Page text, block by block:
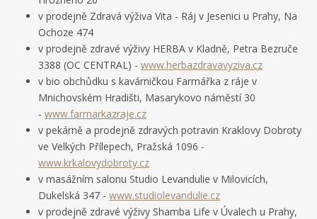
v prodejně Zdravá výživa Vita - Ráj v Jesenici u Prahy, Na
Ochoze 474
v prodejně zdravé výživy HERBA v Kladně, Petra Bezruče
3388 (OC CENTRAL) -www.herbazdravavyziva.cz
v bio obchůdku s kavárničkou Farmářka z ráje v
Mnichovském Hradišti, Masarykovo náměstí 30
-www.farmarkazraje.cz
v pekárně a prodejně zdravých potravin Kraklovy Dobroty
ve Velkých Přílepech, Pražská 1096 -
www.krkalovydobroty.cz
v masážním salonu Studio Levandulie v Milovicích,
Dukelská 347 -www.studiolevandulie.cz
v prodejně zdravé výživy Shamba Life v Úvalech u Prahy,